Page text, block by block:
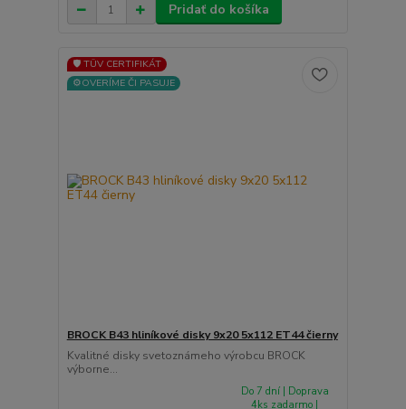
Pridať do košíka
🛡️ TÜV CERTIFIKÁT
⚙️OVERÍME ČI PASUJE
BROCK B43 hliníkové disky 9x20 5x112 ET44 čierny
Kvalitné disky svetoznámeho výrobcu BROCK
výborne...
Do 7 dní | Doprava
4ks zadarmo |